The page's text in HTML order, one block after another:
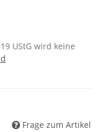
UStG wird keine
Frage zum Artikel